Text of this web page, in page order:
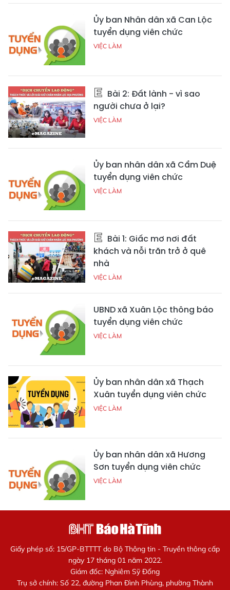
Ủy ban Nhân dân xã Can Lộc
tuyển dụng viên chức
VIỆC LÀM
Bài 2: Đất lành - vì sao
người chưa ở lại?
VIỆC LÀM
Ủy ban nhân dân xã Cẩm Duệ
tuyển dụng viên chức
VIỆC LÀM
Bài 1: Giấc mơ nơi đất
khách và nỗi trăn trở ở quê
nhà
VIỆC LÀM
UBND xã Xuân Lộc thông báo
tuyển dụng viên chức
VIỆC LÀM
Ủy ban nhân dân xã Thạch
Xuân tuyển dụng viên chức
VIỆC LÀM
Ủy ban nhân dân xã Hương
Sơn tuyển dụng viên chức
VIỆC LÀM
Giấy phép số: 15/GP-BTTTT do Bộ Thông tin - Truyền thông cấp
ngày 17 tháng 01 năm 2022.
Giám đốc: Nghiêm Sỹ Đống
Trụ sở chính: Số 22, đường Phan Đình Phùng, phường Thành